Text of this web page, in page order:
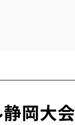
岡大会